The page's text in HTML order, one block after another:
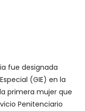
fue designada
(GIE) en la
primera mujer que
Penitenciario